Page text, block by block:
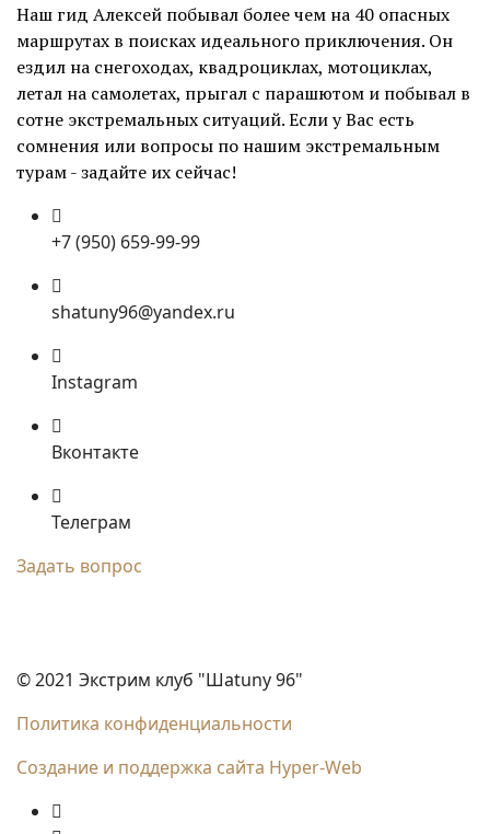
Наш гид Алексей побывал более чем на 40 опасных
маршрутах в поисках идеального приключения. Он
ездил на снегоходах, квадроциклах, мотоциклах,
летал на самолетах, прыгал с парашютом и побывал в
сотне экстремальных ситуаций. Если у Вас есть
сомнения или вопросы по нашим экстремальным
турам - задайте их сейчас!
+7 (950) 659-99-99
shatuny96@yandex.ru
Instagram
Вконтакте
Телеграм
Задать вопрос
© 2021 Экстрим клуб "Шаtuny 96"
Политика конфиденциальности
Создание и поддержка сайта Hyper-Web